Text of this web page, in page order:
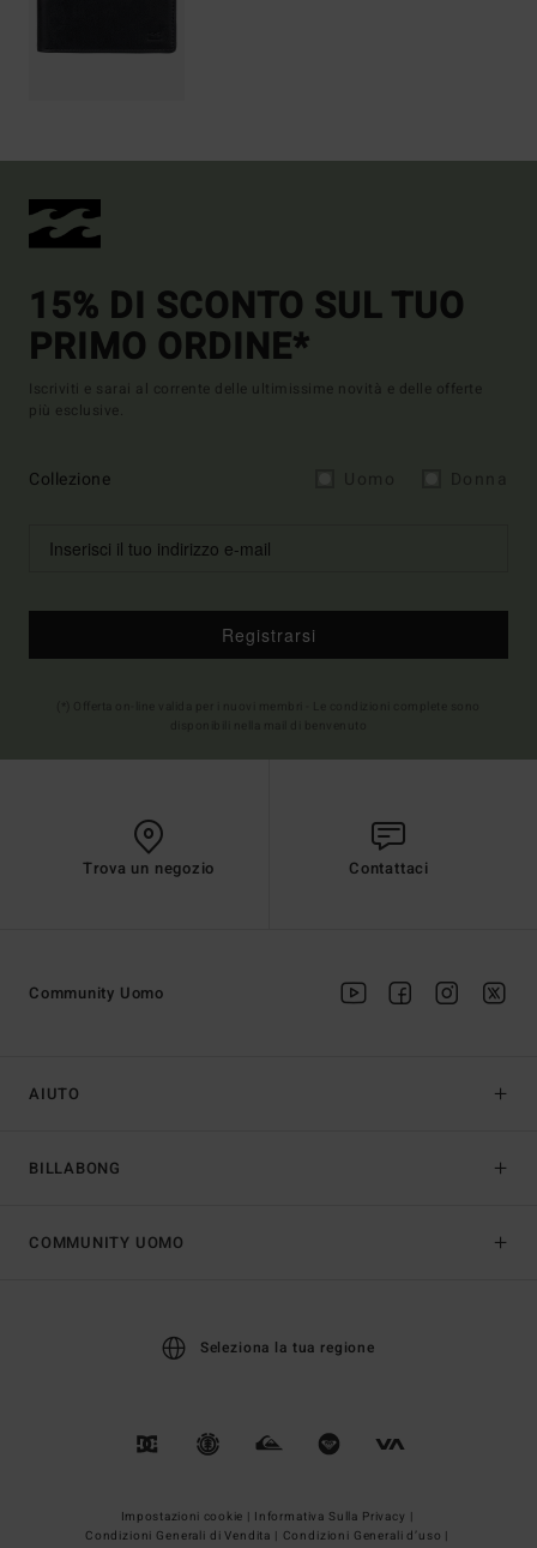
15% DI SCONTO SUL TUO
PRIMO ORDINE*
Iscriviti e sarai al corrente delle ultimissime novità e delle offerte
più esclusive.
Collezione
Registrarsi
Trova un negozio Contattaci
AIUTO
BILLABONG
Community Uomo
COMMUNITY UOMO
Seleziona la tua regione
Impostazioni cookie | Informativa Sulla Privacy |
Condizioni Generali di Vendita | Condizioni Generali d’uso |